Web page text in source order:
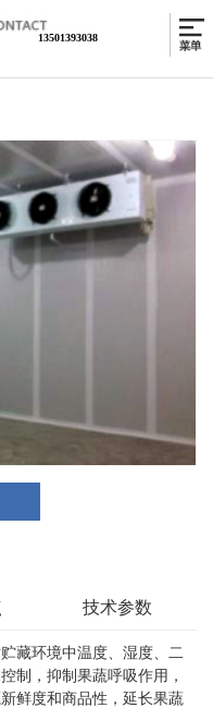
13501393038
技术参数
藏环境中温度、湿度、二
制，抑制果蔬呼吸作用，
鲜度和商品性，延长果蔬